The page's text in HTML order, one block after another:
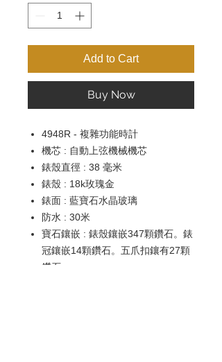
Add to Cart
Buy Now
4948R - 複雜功能時計
機芯 : 自動上弦機械機芯
錶殼直徑 : 38 毫米
錶殼 : 18k玫瑰金
錶面 : 藍寶石水晶玻璃
防水 : 30米
寶石鑲嵌 : 錶殼鑲嵌347顆鑽石。錶
冠鑲嵌14顆鑽石。五爪扣鑲有27顆
鑽石